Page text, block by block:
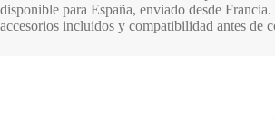
disponible para España, enviado desde
accesorios incluidos y compatibilidad antes de